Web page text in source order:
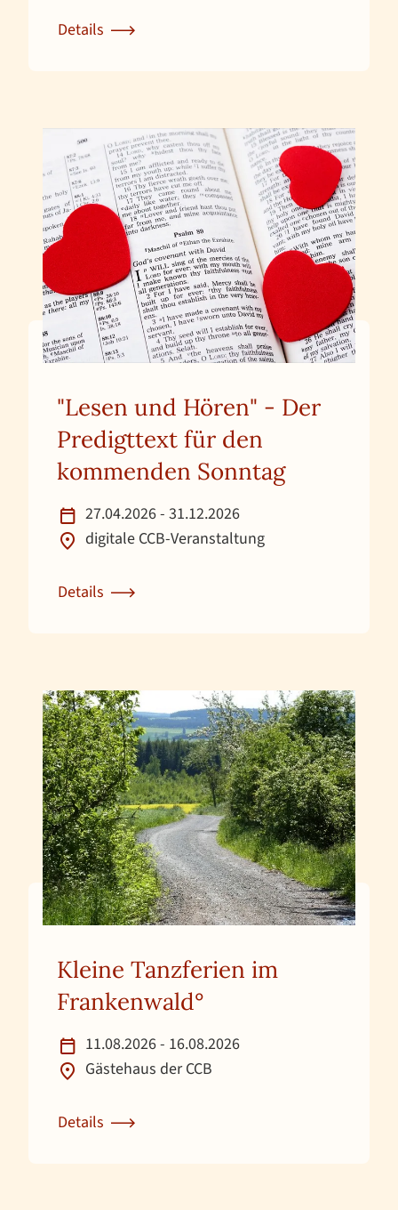
Details
Zur Detailseite für Kloster auf Zeit
"Lesen und Hören" - Der
Predigttext für den
kommenden Sonntag
27.04.2026 - 31.12.2026
digitale CCB-Veranstaltung
Details
Zur Detailseite für "Lesen und Hören" - Der
Kleine Tanzferien im
Frankenwald°
11.08.2026 - 16.08.2026
Gästehaus der CCB
Details
Zur Detailseite für Kleine Tanzferien im